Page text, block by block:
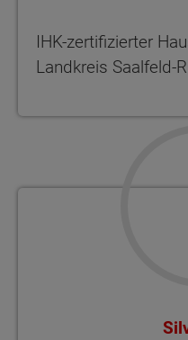
IHK-zertifizierter
Landkreis Saalfeld-